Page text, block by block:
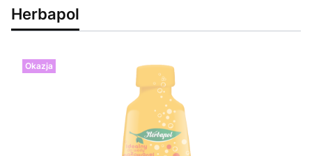
Herbapol
Okazja